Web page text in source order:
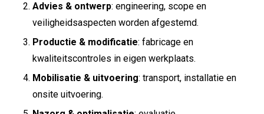
Advies & ontwerp: engineering, scope en
veiligheidsaspecten worden afgestemd.
Productie & modificatie: fabricage en
kwaliteitscontroles in eigen werkplaats.
Mobilisatie & uitvoering: transport, installatie en
onsite uitvoering.